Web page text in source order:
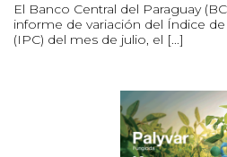
El Banco Central del Paraguay
informe de variación del Índice
(IPC) del mes de julio, el [...]